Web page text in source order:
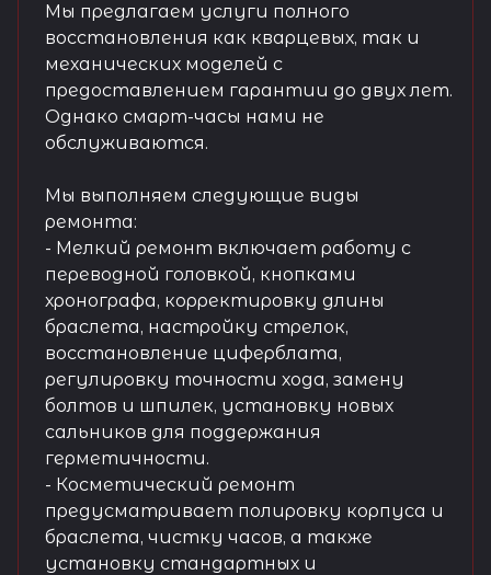
Мы предлагаем услуги полного
восстановления как кварцевых, так и
механических моделей с
предоставлением гарантии до двух лет.
Однако смарт-часы нами не
обслуживаются.
Мы выполняем следующие виды
ремонта:
- Мелкий ремонт включает работу с
переводной головкой, кнопками
хронографа, корректировку длины
браслета, настройку стрелок,
восстановление циферблата,
регулировку точности хода, замену
болтов и шпилек, установку новых
сальников для поддержания
герметичности.
- Косметический ремонт
предусматривает полировку корпуса и
браслета, чистку часов, а также
установку стандартных и